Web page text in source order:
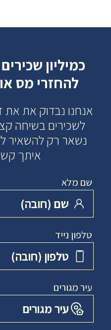
כמיליון
להחזרי מס
אנחנו נבדוק את את
לשכירים בשיחה
נשאר רק להשאיר
איתך
שם מלא
שם ‏(חובה)
טלפון נייד
טלפון ‏(חובה)
עיר מגורים
עיר מגורים